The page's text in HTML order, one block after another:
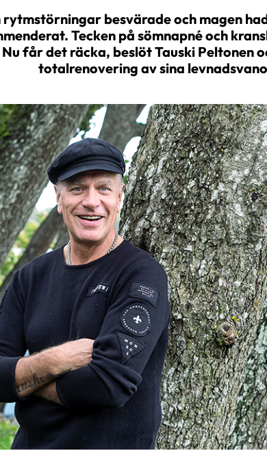
besvärade och magen
Tecken på sömnapné och
får det räcka, beslöt Tauski Peltonen
totalrenovering av sina